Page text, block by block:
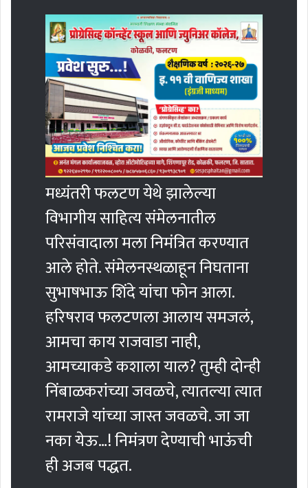
मध्यंतरी फलटण येथे झालेल्या
विभागीय साहित्य संमेलनातील
परिसंवादाला मला निमंत्रित करण्यात
आले होते. संमेलनस्थळाहून निघताना
सुभाषभाऊ शिंदे यांचा फोन आला.
हरिषराव फलटणला आलाय समजलं,
आमचा काय राजवाडा नाही,
आमच्याकडे कशाला याल? तुम्ही दोन्ही
निंबाळकरांच्या जवळचे, त्यातल्या त्यात
रामराजे यांच्या जास्त जवळचे. जा जा
नका येऊ…! निमंत्रण देण्याची भाऊंची
ही अजब पद्धत.